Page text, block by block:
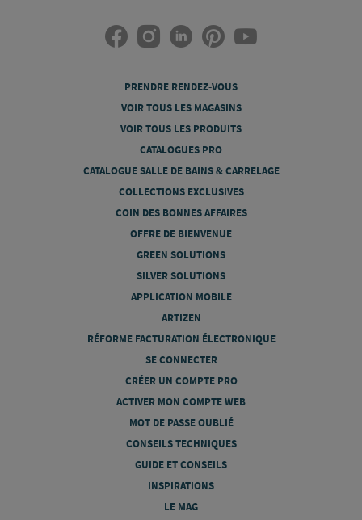
PRENDRE RENDEZ-VOUS
VOIR TOUS LES MAGASINS
VOIR TOUS LES PRODUITS
CATALOGUES PRO
CATALOGUE SALLE DE BAINS & CARRELAGE
COLLECTIONS EXCLUSIVES
COIN DES BONNES AFFAIRES
OFFRE DE BIENVENUE
GREEN SOLUTIONS
SILVER SOLUTIONS
APPLICATION MOBILE
ARTIZEN
RÉFORME FACTURATION ÉLECTRONIQUE
SE CONNECTER
CRÉER UN COMPTE PRO
ACTIVER MON COMPTE WEB
MOT DE PASSE OUBLIÉ
CONSEILS TECHNIQUES
GUIDE ET CONSEILS
INSPIRATIONS
LE MAG